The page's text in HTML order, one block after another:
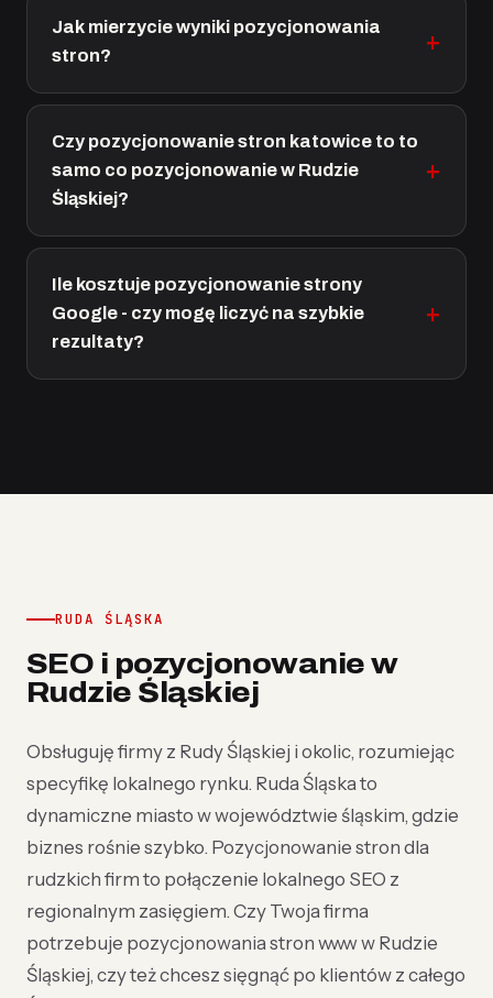
Jak mierzycie wyniki pozycjonowania
stron?
Czy pozycjonowanie stron katowice to to
samo co pozycjonowanie w Rudzie
Śląskiej?
Ile kosztuje pozycjonowanie strony
Google - czy mogę liczyć na szybkie
rezultaty?
RUDA ŚLĄSKA
SEO i pozycjonowanie w
Rudzie Śląskiej
Obsługuję firmy z Rudy Śląskiej i okolic, rozumiejąc
specyfikę lokalnego rynku. Ruda Śląska to
dynamiczne miasto w województwie śląskim, gdzie
biznes rośnie szybko. Pozycjonowanie stron dla
rudzkich firm to połączenie lokalnego SEO z
regionalnym zasięgiem. Czy Twoja firma
potrzebuje pozycjonowania stron www w Rudzie
Śląskiej, czy też chcesz sięgnąć po klientów z całego